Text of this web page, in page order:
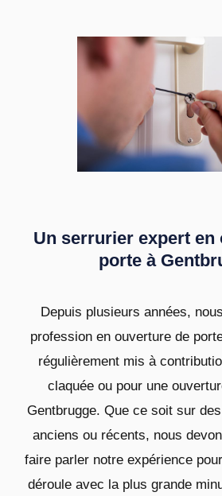
Un serrurier expert en
porte à
Depuis plusieurs années,
profession en ouverture de
régulièrement mis à
claquée ou pour une
Gentbrugge. Que ce soit sur
anciens ou récents, nous
faire parler notre expérience
déroule avec la plus grande